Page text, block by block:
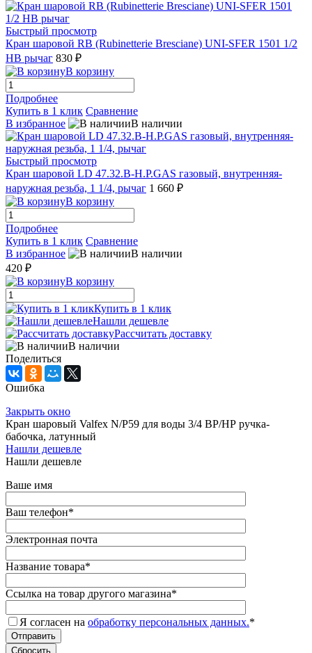
Быстрый просмотр
Кран шаровой RB (Rubinetterie Bresciane) UNI-SFER 1501 1/2
НВ рычаг 830 ₽
В корзину
Подробнее
Купить в 1 клик Сравнение
В избранное
В наличии
Быстрый просмотр
Кран шаровой LD 47.32.B-Н.Р.GAS газовый, внутренняя-
наружная резьба, 1 1/4, рычаг 1 660 ₽
В корзину
Подробнее
Купить в 1 клик Сравнение
В избранное
В наличии
420 ₽
В корзину
Купить в 1 клик
Нашли дешевле
Рассчитать доставку
В наличии
Поделиться
Ошибка
Закрыть окно
Кран шаровый Valfex N/P59 для воды 3/4 ВР/НР ручка-
бабочка, латунный
Нашли дешевле
Нашли дешевле
Ваше имя
Ваш телефон*
Электронная почта
Название товара*
Ссылка на товар другого магазина*
Я согласен на обработку персональных данных.*